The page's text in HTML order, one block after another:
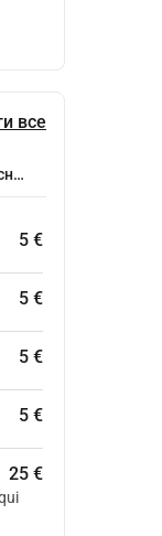
все
5 €
5 €
5 €
5 €
25 €